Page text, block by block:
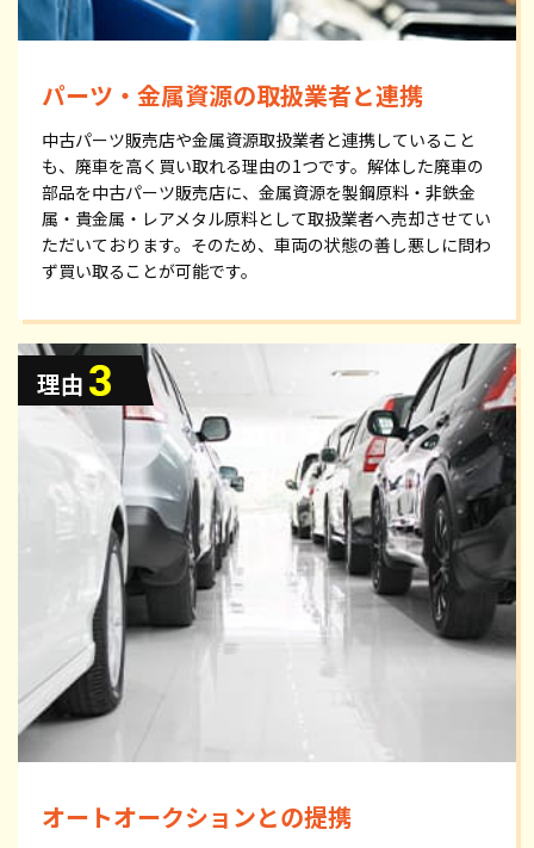
パーツ・金属資源の取扱業者と連携
中古パーツ販売店や金属資源取扱業者と連携していること
も、廃車を高く買い取れる理由の1つです。解体した廃車の
部品を中古パーツ販売店に、金属資源を製鋼原料・非鉄金
属・貴金属・レアメタル原料として取扱業者へ売却させてい
ただいております。そのため、車両の状態の善し悪しに問わ
ず買い取ることが可能です。
オートオークションとの提携